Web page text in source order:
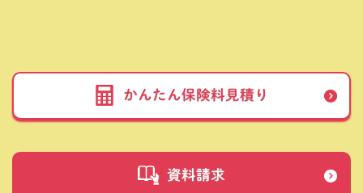
かんたん保険料見積り
資料請求